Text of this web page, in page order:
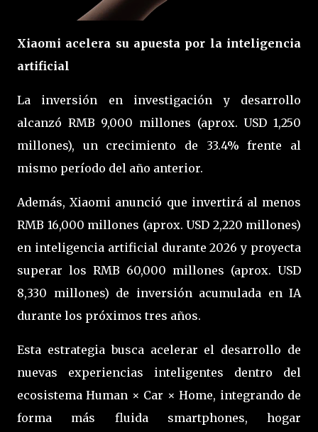
Xiaomi acelera su apuesta por la inteligencia
artificial
La inversión en investigación y desarrollo
alcanzó RMB 9,000 millones (aprox. USD 1,250
millones), un crecimiento de 33.4% frente al
mismo período del año anterior.
Además, Xiaomi anunció que invertirá al menos
RMB 16,000 millones (aprox. USD 2,220 millones)
en inteligencia artificial durante 2026 y proyecta
superar los RMB 60,000 millones (aprox. USD
8,330 millones) de inversión acumulada en IA
durante los próximos tres años.
Esta estrategia busca acelerar el desarrollo de
nuevas experiencias inteligentes dentro del
ecosistema Human × Car × Home, integrando de
forma más fluida smartphones, hogar